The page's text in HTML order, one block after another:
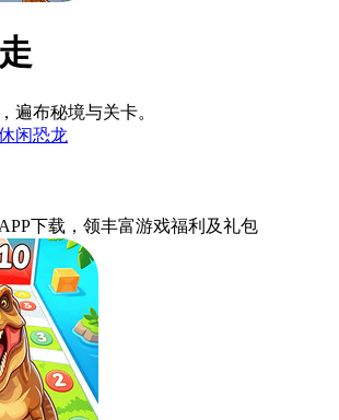
遍布秘境与关卡。
闲恐龙
下载 ，领丰富游戏福利 及礼包